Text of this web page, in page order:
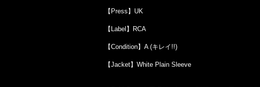
【Press】UK
【Label】RCA
【Condition】A (キレイ!!)
【Jacket】White Plain Sleeve